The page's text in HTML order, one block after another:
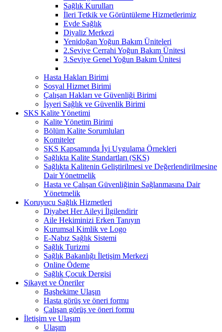
Sağlık Kurulları
İleri Tetkik ve Görüntüleme Hizmetlerimiz
Evde Sağlık
Diyaliz Merkezi
Yenidoğan Yoğun Bakım Üniteleri
2.Seviye Cerrahi Yoğun Bakım Ünitesi
3.Seviye Genel Yoğun Bakım Ünitesi
Hasta Hakları Birimi
Sosyal Hizmet Birimi
Çalışan Hakları ve Güvenliği Birimi
İşyeri Sağlık ve Güvenlik Birimi
SKS Kalite Yönetimi
Kalite Yönetim Birimi
Bölüm Kalite Sorumluları
Komiteler
SKS Kapsamında İyi Uygulama Örnekleri
Sağlıkta Kalite Standartları (SKS)
Sağlıkta Kalitenin Geliştirilmesi ve Değerlendirilmesine
Dair Yönetmelik
Hasta ve Çalışan Güvenliğinin Sağlanmasına Dair
Yönetmelik
Koruyucu Sağlık Hizmetleri
Diyabet Her Aileyi İlgilendirir
Aile Hekiminizi Erken Tanıyın
Kurumsal Kimlik ve Logo
E-Nabız Sağlık Sistemi
Sağlık Turizmi
Sağlık Bakanlığı İletişim Merkezi
Online Ödeme
Sağlık Çocuk Dergisi
Şikayet ve Öneriler
Başhekime Ulaşın
Hasta görüş ve öneri formu
Çalışan görüş ve öneri formu
İletişim ve Ulaşım
Ulaşım